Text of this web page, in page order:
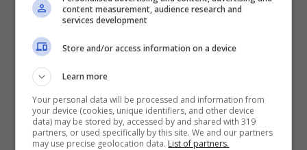
squadre cinofili, mentre i carabinieri delle
Compagnie di Sant’Angelo dei Lombardi e
Melfi stanno tentando di ricostruire le ore
precedenti alla scomparsa attraverso le
testimonianze di amici e familiari per non
tralasciare nulla nelle indagini.
content measurement, audience research and
services development
Store and/or access information on a device
Learn more
Your personal data will be processed and information from
your device (cookies, unique identifiers, and other device
data) may be stored by, accessed by and shared with 319
partners, or used specifically by this site. We and our partners
may use precise geolocation data. List of partners.